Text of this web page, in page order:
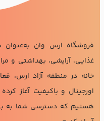
فروشگاه ارس وان به‌عنوان
غذایی، آرایشی، بهداشتی و
خانه در منطقه آزاد ارس،
اورجینال و باکیفیت آغاز
هستیم که دسترسی شما به